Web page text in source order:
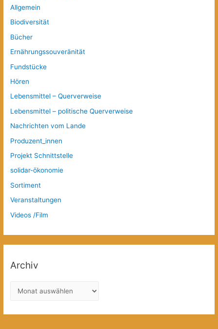
Allgemein
Biodiversität
Bücher
Ernährungssouveränität
Fundstücke
Hören
Lebensmittel – Querverweise
Lebensmittel – politische Querverweise
Nachrichten vom Lande
Produzent_innen
Projekt Schnittstelle
solidar-ökonomie
Sortiment
Veranstaltungen
Videos /Film
Archiv
c